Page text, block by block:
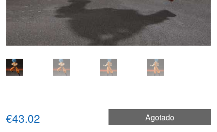
Agotado
€43.02